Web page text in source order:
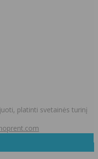
platinti svetainės turinį